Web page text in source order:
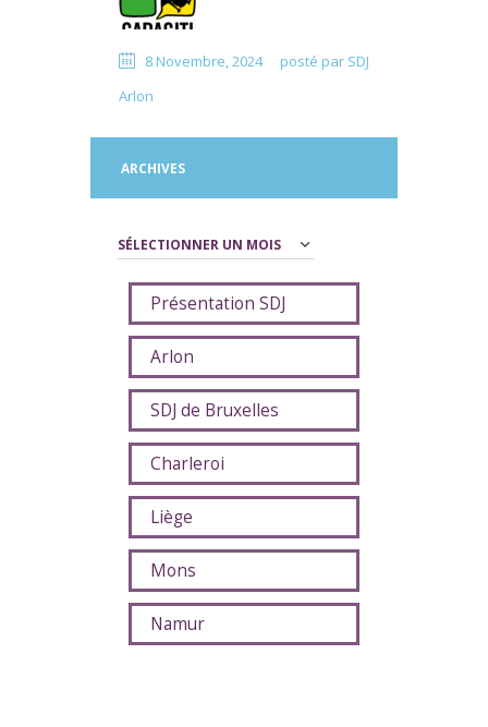
8 Novembre, 2024 posté par SDJ
Arlon
ARCHIVES
Archives
Présentation SDJ
Arlon
SDJ de Bruxelles
Charleroi
Liège
Mons
Namur